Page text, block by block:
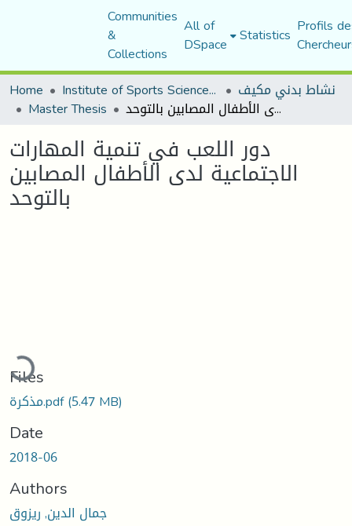
Communities
&
Collections
All of
DSpace Statistics Profils
Home
Institute of Sports Sciences and Techniques نشاط بدني مكيف
Master Thesis دور اللعب في تنمية المهارات الاجتماعية لدى الأطفال المصابين بالتوحد
دور اللعب في تنمية المهارات
الاجتماعية لدى الأطفال المصابين
بالتوحد
Loading...
Files
مذكرة.pdf(5.47 MB)
Date
2018-06
Authors
جمال الدين, ريزوق